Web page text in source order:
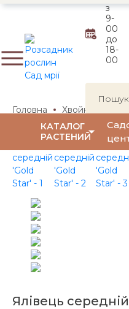
з
9-
00
до
18-
00
КАТАЛОГ
РАСТЕНИЙ
Головна Хвойні рослини
Ялівець